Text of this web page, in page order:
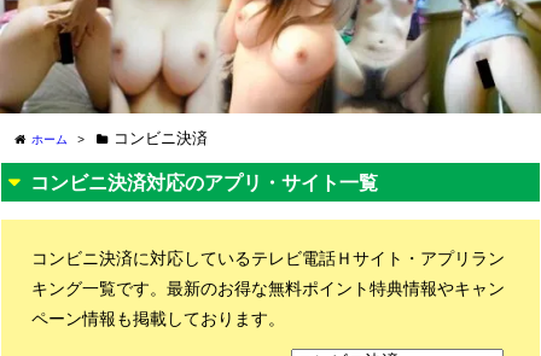
ホーム > コンビニ決済
コンビニ決済対応のアプリ・サイト一覧
コンビニ決済に対応しているテレビ電話Ｈサイト・アプリラン
キング一覧です。最新のお得な無料ポイント特典情報やキャン
ペーン情報も掲載しております。